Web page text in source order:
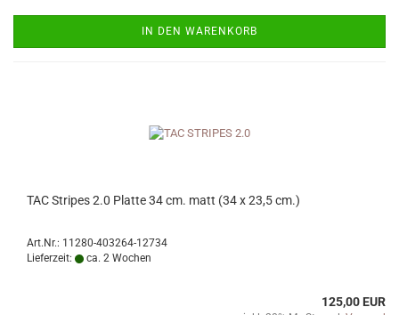
IN DEN WARENKORB
TAC Stripes 2.0 Platte 34 cm. matt (34 x 23,5 cm.)
Art.Nr.: 11280-403264-12734
Lieferzeit:
ca. 2 Wochen
125,00 EUR